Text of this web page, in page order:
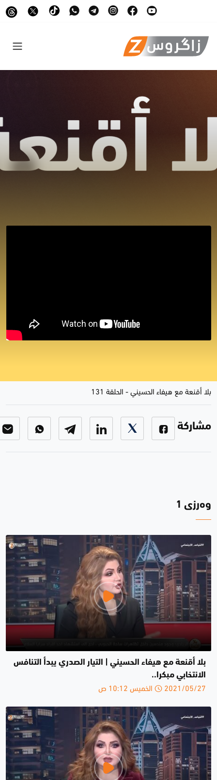
بلا أقنعة مع هيفاء الحسيني- الحلقة 131
مشاركة
وەرزی 1
بلا أقنعة مع هيفاء الحسيني | التيار الصدري يبدأ التنافس
الانتخابي مبكرا..
2021/05/27 الخميس 10:12 ص